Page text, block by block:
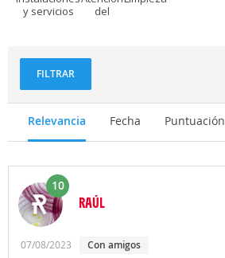
y servicios
del
FILTRAR
Relevancia Fecha Puntuación
10
RAÚL
07/08/2023 con amigos